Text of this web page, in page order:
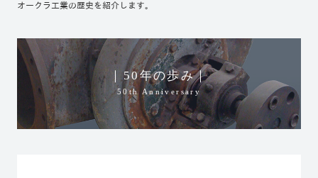
オークラ工業の歴史を紹介します。
｜50年の歩み｜
50th Anniversary